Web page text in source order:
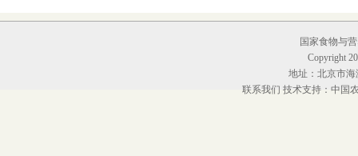
国家食物与
Copyright
地址：北京市海
联系我们 技术支持：中国